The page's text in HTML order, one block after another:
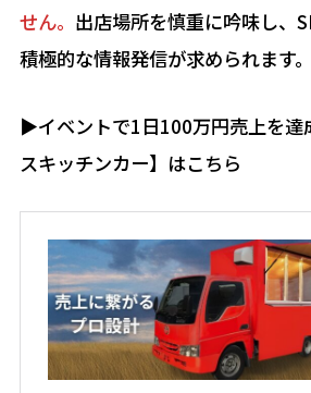
せん。 出店場所を慎重に吟味し、
積極的な情報発信が求められます。
▶︎イベントで1日100万円売上を
スキッチンカー】はこちら